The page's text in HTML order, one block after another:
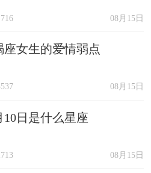
08月15日
座女生的爱情弱点
08月15日
10日是什么星座
08月15日